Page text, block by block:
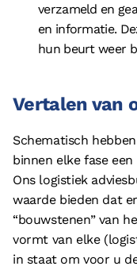
verzameld en
en informatie.
hun beurt weer
Vertalen van
Schematisch
binnen elke fase
Ons logistiek
waarde bieden dat
“bouwstenen” van
vormt van elke
in staat om voor u